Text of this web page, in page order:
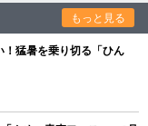
もっと見る
！猛暑を乗り切る「ひん